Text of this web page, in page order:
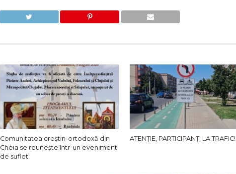
Comunitatea creștin-ortodoxă din
Cheia se reunește într-un eveniment
de suflet
ATENȚIE, PARTICIPANȚI LA TRAFIC!